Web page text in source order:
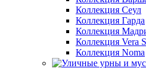
Коллекция Сеул
Коллекция Гарда
Коллекция
Коллекция Vera
Коллекция Noma